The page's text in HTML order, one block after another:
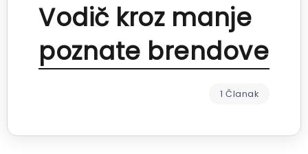
Vodič kroz manje
poznate brendove
1 Članak